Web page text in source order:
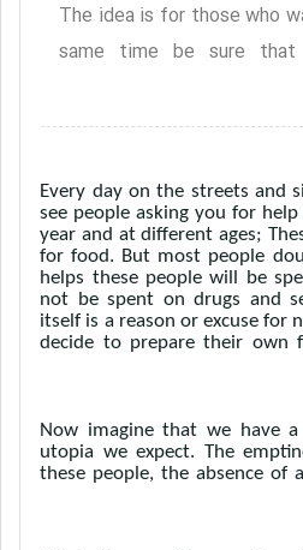
The idea is for those who
same time be sure
Every day on the streets and
see people asking you for
year and at different ages;
for food. But most people
helps these people will be
not be spent on drugs and
itself is a reason or excuse for
decide to prepare their own
Now imagine that we have
utopia we expect. The
these people, the absence of